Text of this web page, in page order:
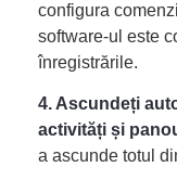
configura
software-ul este
înregistrările.
4. Ascundeți
activități și
a ascunde totul